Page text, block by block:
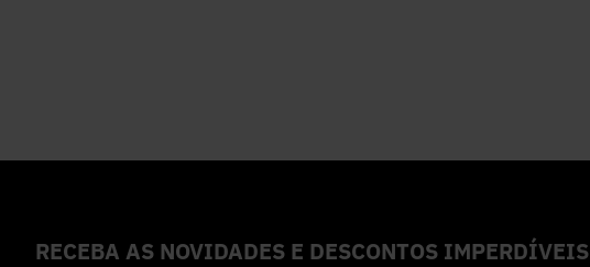
RECEBA AS NOVIDADES E DESCONTOS IMPERDÍVEIS